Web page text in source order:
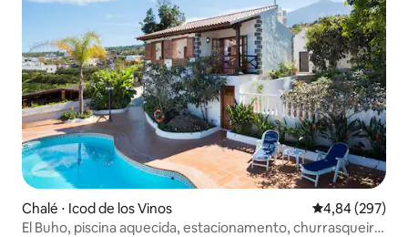
Chalé ⋅ Icod de los Vinos 4,84 de uma
4,84 (297)
El Buho, piscina aquecida, estacionamento, churrasqueira,